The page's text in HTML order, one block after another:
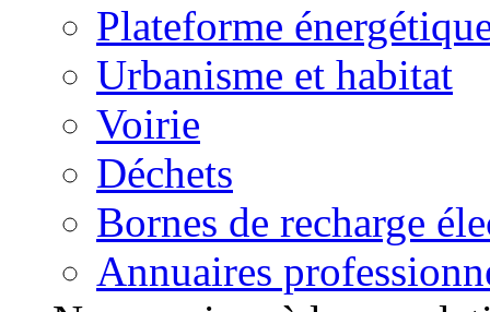
Plateforme
Urbanisme et habitat
Voirie
Déchets
Bornes de recharge
Annuaires